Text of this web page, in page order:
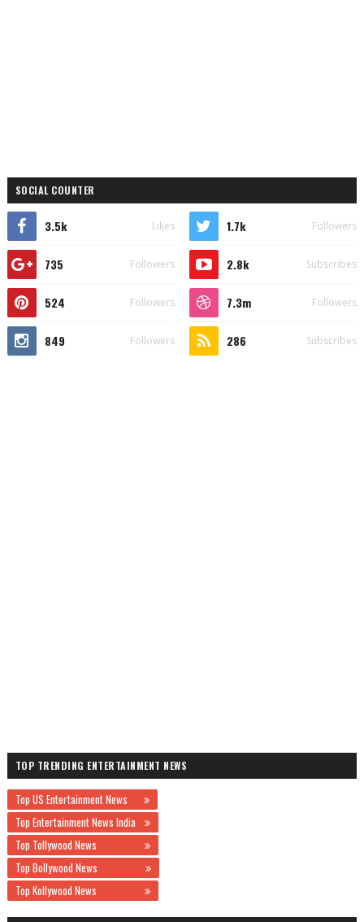
SOCIAL COUNTER
3.5k Likes 1.7k Followers
735 Followers 2.8k Subscribes
524 Followers 7.3m Followers
849 Followers 286 Subscribes
TOP TRENDING ENTERTAINMENT NEWS
Top US Entertainment News
Top Entertainment News India
Top Tollywood News
Top Bollywood News
Top Kollywood News